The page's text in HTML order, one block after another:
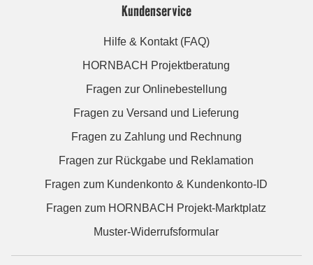
Kundenservice
Hilfe & Kontakt (FAQ)
HORNBACH Projektberatung
Fragen zur Onlinebestellung
Fragen zu Versand und Lieferung
Fragen zu Zahlung und Rechnung
Fragen zur Rückgabe und Reklamation
Fragen zum Kundenkonto & Kundenkonto-ID
Fragen zum HORNBACH Projekt-Marktplatz
Muster-Widerrufsformular